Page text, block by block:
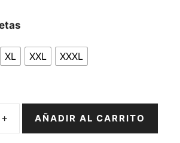
desde
21,78 €
hasta
XL XXL XXXL
Camiseta
+ AÑADIR AL CARRITO